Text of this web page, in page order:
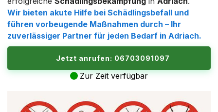
Wir bieten akute Hilfe bei Schädlingsbefall und
führen vorbeugende Maßnahmen durch – Ihr
zuverlässiger Partner für jeden Bedarf in Adriach.
Jetzt anrufen: 06703091097
Zur Zeit verfügbar